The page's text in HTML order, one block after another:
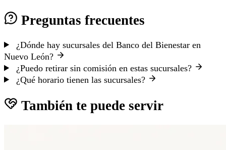
Preguntas frecuentes
¿Dónde hay sucursales del Banco del Bienestar en
Nuevo León?
¿Puedo retirar sin comisión en estas sucursales?
¿Qué horario tienen las sucursales?
También te puede servir